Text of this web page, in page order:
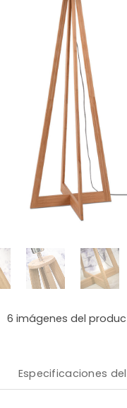
6 imágenes del
Especificaciones